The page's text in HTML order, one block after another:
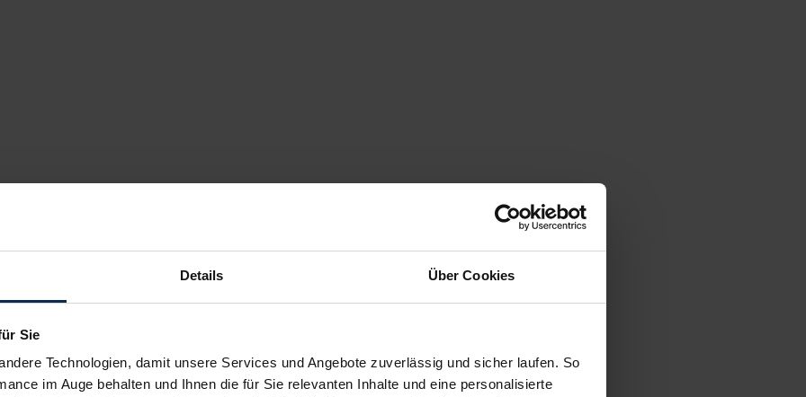
Details Über Cookies
Sie
Technologien, damit unsere Services und Angebote zuverlässig und sicher laufen. So
im Auge behalten und Ihnen die für Sie relevanten Inhalte und eine personalisierte